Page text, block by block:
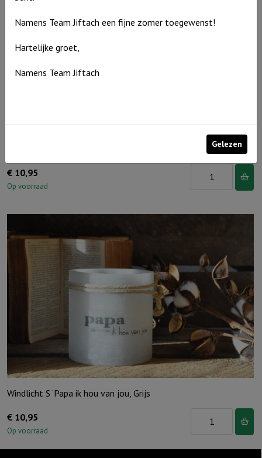
dag
€ 10,95
Op voorraad
ik
jou,
Ivoor
aantal
Windlicht S ‘Papa ik hou van jou, Grijs
€ 10,95
Op voorraad
Windlicht
'Papa
Namens Team Jiftach een fijne zomer toegewenst!
Hartelijke groet,
Namens Team Jiftach
Gelezen